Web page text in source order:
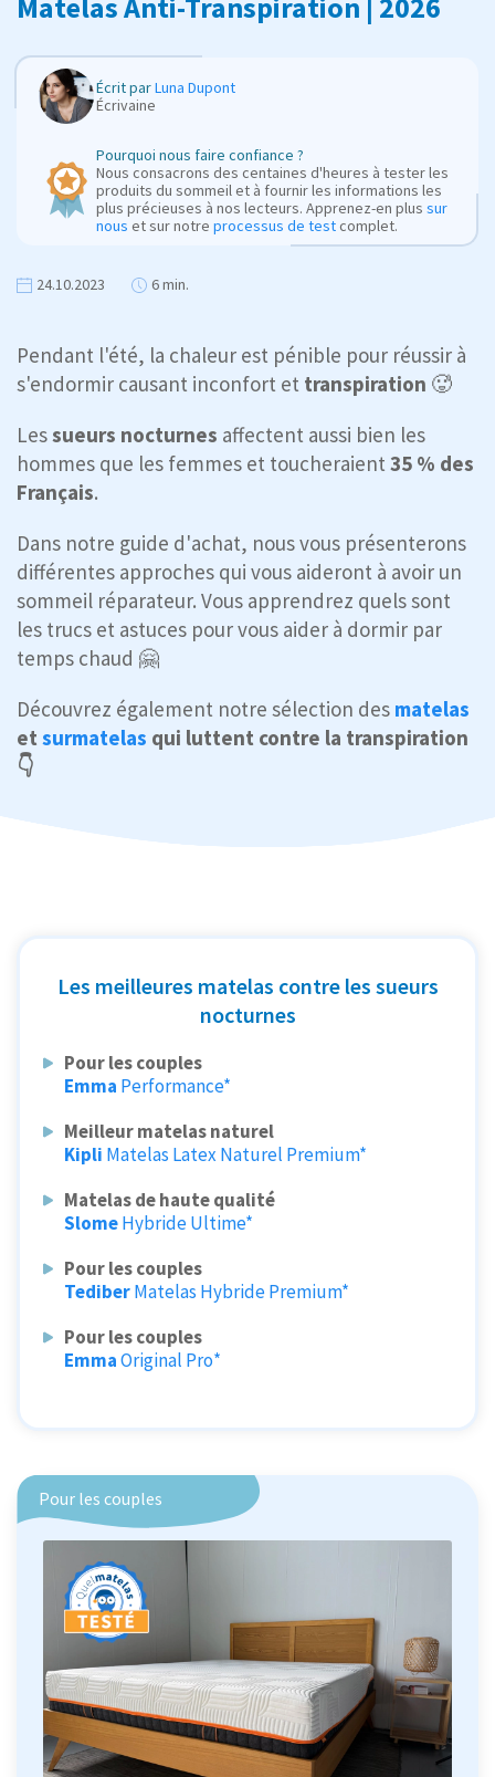
Écrit parLuna Dupont
Écrivaine
Pourquoi nous faire confiance ?
Nous consacrons des centaines d'heures à tester les
produits du sommeil et à fournir les informations les
plus précieuses à nos lecteurs. Apprenez-en plus sur
nous et sur notre processus de testcomplet.
24.10.2023 6 min.
Pendant l'été, la chaleur est pénible pour réussir à
s'endormir causant inconfort et transpiration 🥵
Lessueurs nocturnes affectent aussi bien les
hommes que les femmes et toucheraient 35 % des
Français.
Dans notre guide d'achat, nous vous présenterons
différentes approches qui vous aideront à avoir un
sommeil réparateur. Vous apprendrez quels sont
les trucs et astuces pour vous aider à dormir par
temps chaud 🤗
Découvrez également notre sélection des matelas
et surmatelas qui luttent contre la transpiration
👇
Les meilleures matelas contre les sueurs
nocturnes
Pour les couples
Emma Performance*
Meilleur matelas naturel
Kipli Matelas Latex Naturel Premium*
Matelas de haute qualité
SlomeHybride Ultime*
Pour les couples
TediberMatelas Hybride Premium*
Pour les couples
EmmaOriginal Pro*
Pour les couples